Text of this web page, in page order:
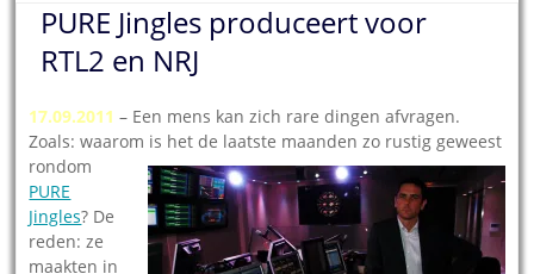
PURE Jingles produceert voor
RTL2 en NRJ
17.09.2011 – Een mens kan zich rare dingen afvragen.
Zoals: waarom is het de laatste maanden zo rustig geweest
rondom
PURE
Jingles? De
reden: ze
maakten in